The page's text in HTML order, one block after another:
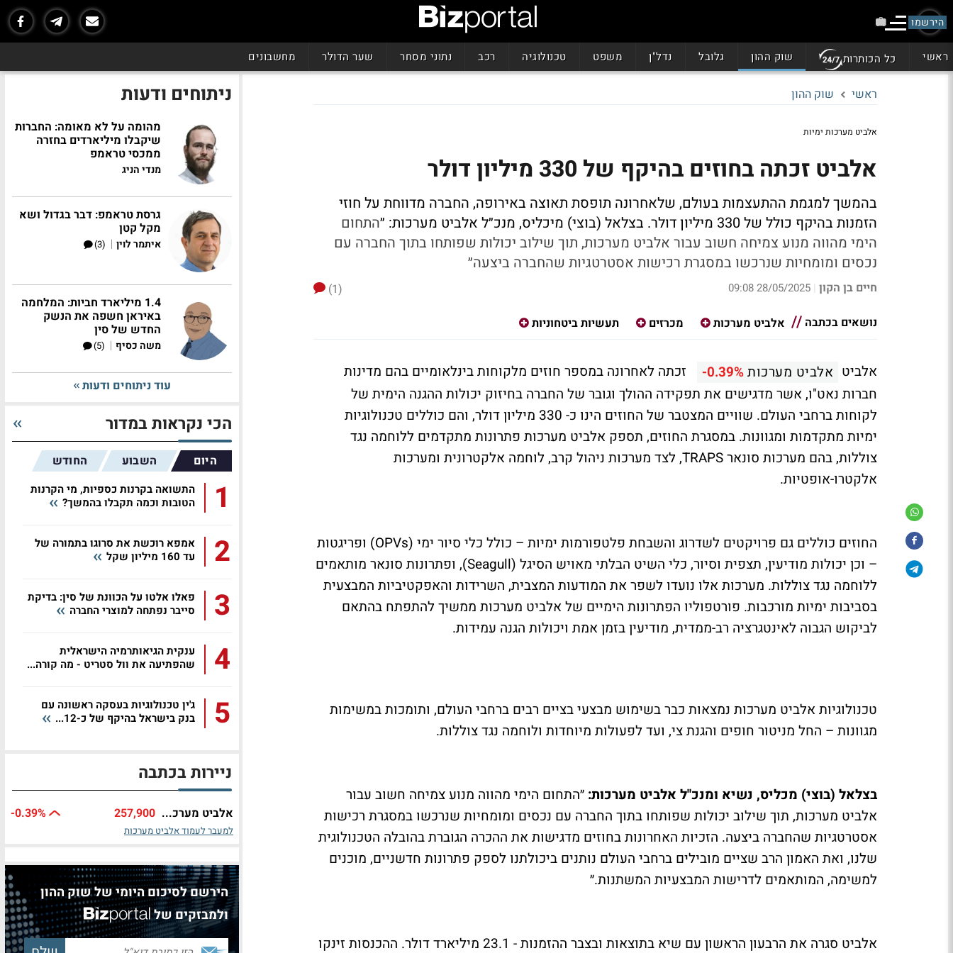
הירשמו
ראשי כל הכותרות שוק ההון גלובל נדל"ן משפט טכנולוגיה רכב נתוני מסחר שער הדולר מחשבונים
ראשי שוק ההון
אלביט מערכות ימיות
אלביט זכתה בחוזים בהיקף של 330 מיליון דולר
בהמשך למגמת ההתעצמות בעולם, שלאחרונה תופסת תאוצה באירופה, החברה מדווחת על חוזי
הזמנות בהיקף כולל של 330 מיליון דולר. בצלאל (בוצי) מיכליס, מנכ״ל אלביט מערכות: ״
התחום
הימי מהווה מנוע צמיחה חשוב עבור אלביט מערכות, תוך שילוב יכולות שפותחו בתוך החברה עם
נכסים ומומחיות שנרכשו במסגרת רכישות אסטרטגיות שהחברה ביצעה״
חיים בן הקון |
28/05/2025 09:08
(1)
נושאים בכתבה
אלביט מערכות מכרזים תעשיות ביטחוניות
אלביט אלביט מערכות-0.39%
זכתה לאחרונה במספר חוזים מלקוחות בינלאומיים בהם מדינות
חברות נאט"ו, אשר מדגישים את תפקידה ההולך וגובר של החברה בחיזוק יכולות ההגנה הימית של
לקוחות ברחבי העולם. שוויים המצטבר של החוזים הינו כ- 330 מיליון דולר, והם כוללים טכנולוגיות
ימיות מתקדמות ומגוונות. במסגרת החוזים, תספק אלביט מערכות פתרונות מתקדמים ללוחמה נגד
צוללות, בהם מערכות סונאר TRAPS, לצד מערכות ניהול קרב, לוחמה אלקטרונית ומערכות
אלקטרו-אופטיות.
החוזים כוללים גם פרויקטים לשדרוג והשבחת פלטפורמות ימיות – כולל כלי סיור ימי (OPVs) ופריגטות
– וכן יכולות מודיעין, תצפית וסיור, כלי השיט הבלתי מאויש הסיגל (Seagull), ופתרונות סונאר מותאמים
ללוחמה נגד צוללות. מערכות אלו נועדו לשפר את המודעות המצבית, השרידות והאפקטיביות המבצעית
בסביבות ימיות מורכבות. פורטפוליו הפתרונות הימיים של אלביט מערכות ממשיך להתפתח בהתאם
לביקוש הגבוה לאינטגרציה רב-ממדית, מודיעין בזמן אמת ויכולות הגנה עמידות.
טכנולוגיות אלביט מערכות נמצאות כבר בשימוש מבצעי בציים רבים ברחבי העולם, ותומכות במשימות
מגוונות – החל מניטור חופים והגנת צי, ועד לפעולות מיוחדות ולוחמה נגד צוללות.
בצלאל (בוצי) מכליס, נשיא ומנכ"ל אלביט מערכות: ״התחום הימי מהווה מנוע צמיחה חשוב עבור
אלביט מערכות, תוך שילוב יכולות שפותחו בתוך החברה עם נכסים ומומחיות שנרכשו במסגרת רכישות
אסטרטגיות שהחברה ביצעה. הזכיות האחרונות בחוזים מדגישות את ההכרה הגוברת בהובלה הטכנולוגית
שלנו, ואת האמון הרב שציים מובילים ברחבי העולם נותנים ביכולתנו לספק פתרונות חדשניים, מוכנים
למשימה, המותאמים לדרישות המבצעיות המשתנות.״
אלביט סגרה את הרבעון הראשון עם שיא בתוצאות ובצבר ההזמנות - 23.1 מיליארד דולר. ההכנסות זינקו
ניתוחים ודעות
מהומה על לא מאומה: החברות
שיקבלו מיליארדים בחזרה
ממכסי טראמפ
מנדי הניג
גרסת טראמפ: דבר בגדול ושא
מקל קטן
איתמר לוין |
(3)
1.4 מיליארד חביות: המלחמה
באיראן חשפה את הנשק
החדש של סין
משה כסיף |
(5)
עוד ניתוחים ודעות
הכי נקראות במדור
היום השבוע החודש
1
התשואה בקרנות כספיות, מי הקרנות
הטובות וכמה תקבלו בהמשך?
2
אמפא רוכשת את סרוגו בתמורה של
עד 160 מיליון שקל
3
פאלו אלטו על הכוונת של סין: בדיקת
סייבר נפתחה למוצרי החברה
4
ענקית הגיאותרמיה הישראלית
שהפתיעה את וול סטריט - מה קורה...
5
ג'ין טכנולוגיות בעסקה ראשונה עם
בנק בישראל בהיקף של כ-12...
ניירות בכתבה
אלביט מערכ... 257,900
-0.39%
למעבר לעמוד אלביט מערכות
הירשם לסיכום היומי של שוק ההון
ולמבזקים של